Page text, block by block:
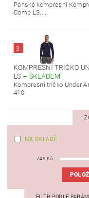
Pánské kompresní
Comp LS....
3.
KOMPRESNÍ TRIČKO
LS – SKLADEM
Kompresní tričko Under
410
NA SKLADĚ
749 Kč